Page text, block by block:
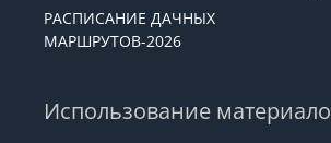
РАСПИСАНИЕ ДАЧНЫХ
МАРШРУТОВ-2026
Использование